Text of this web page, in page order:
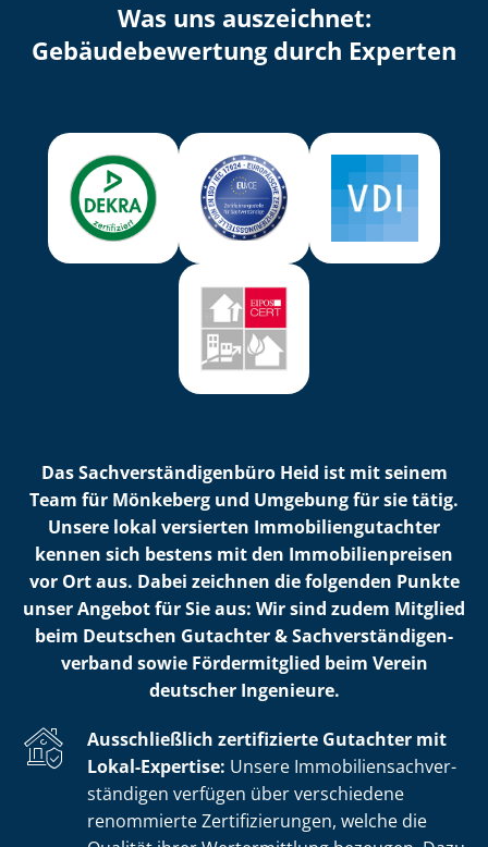
Was uns auszeichnet:
Ge­bäu­de­be­wer­tung durch Experten
Das Sach­ver­stän­di­gen­bü­ro Heid ist mit seinem
Team für Mönkeberg und Umgebung für sie tätig.
Unsere lokal versierten Im­mo­bi­li­en­gut­ach­ter
kennen sich bestens mit den Im­mo­bi­li­en­prei­sen
vor Ort aus. Dabei zeichnen die folgenden Punkte
unser Angebot für Sie aus: Wir sind zudem Mitglied
beim Deutschen Gutachter & Sach­ver­stän­di­gen­
ver­band sowie Fördermitglied beim Verein
deutscher Ingenieure.
Ausschließlich zertifizierte Gutachter mit
Lokal-Expertise: Unsere Im­mo­bi­li­en­sach­ver­
stän­di­gen verfügen über verschiedene
renommierte Zer­ti­fi­zie­run­gen, welche die